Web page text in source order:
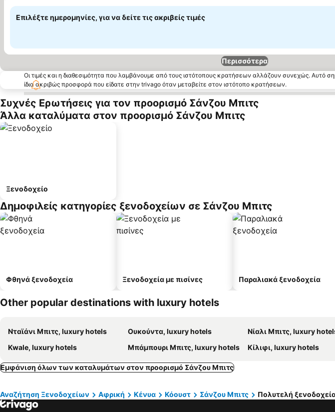
Επιλέξτε ημερομηνίες, για να δείτε τις ακριβείς τιμές
Περισσότερα
Οι τιμές και η διαθεσιμότητα που λαμβάνουμε από τους ιστότοπους κρατήσεων αλλάζουν συνεχώς. Αυτό
ίδια ακριβώς προσφορά που είδατε στην trivago όταν μεταβείτε στον ιστότοπο κρατήσεων.
Συχνές Ερωτήσεις για τον προορισμό Σάνζου Μπιτς
Άλλα καταλύματα στον προορισμό Σάνζου Μπιτς
Ξενοδοχείο
Δημοφιλείς κατηγορίες ξενοδοχείων σε Σάνζου Μπιτς
Φθηνά ξενοδοχεία Ξενοδοχεία με πισίνες Παραλιακά ξενοδοχεία
Other popular destinations with luxury hotels
Νταϊάνι Μπιτς, luxury hotels Ουκούντα, luxury hotels Νίαλι Μπιτς, luxury
Kwale, luxury hotels
Μπάμπουρι Μπιτς, luxury hotels Κίλιφι, luxury hotels
Εμφάνιση όλων των καταλυμάτων στον προορισμό Σάνζου Μπιτς
Αναζήτηση Ξενοδοχείων Αφρική Κένυα Κόουστ Σάνζου Μπιτς Πολυτελή